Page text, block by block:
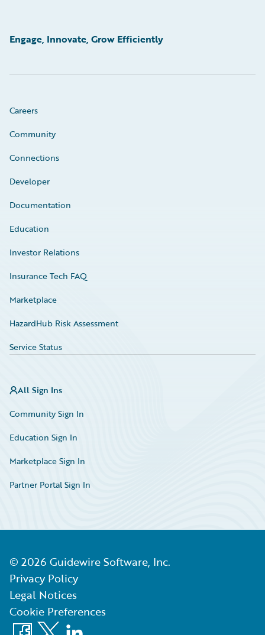
Engage, Innovate, Grow Efficiently
Careers
Community
Connections
Developer
Documentation
Education
Investor Relations
Insurance Tech FAQ
Marketplace
HazardHub Risk Assessment
Service Status
All Sign Ins
Community Sign In
Education Sign In
Marketplace Sign In
Partner Portal Sign In
© 2026 Guidewire Software, Inc.
Privacy Policy
Legal Notices
Cookie Preferences
Facebook
X LinkedIn